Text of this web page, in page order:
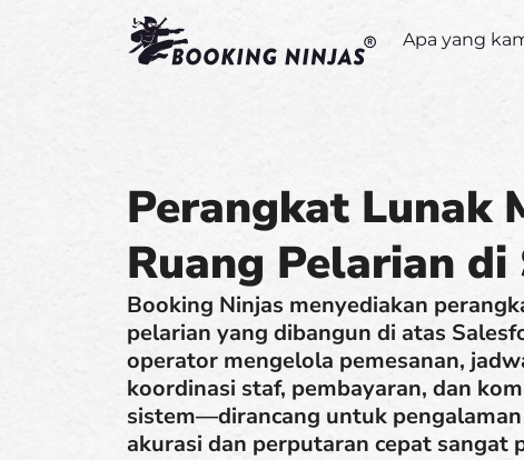
Apa yang
Perangkat Lunak
Ruang Pelarian
Booking Ninjas menyediakan
pelarian yang dibangun di atas
operator mengelola pemesanan,
koordinasi staf, pembayaran, dan
sistem—dirancang untuk
akurasi dan perputaran cepat sangat